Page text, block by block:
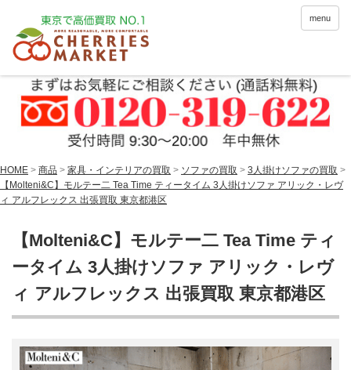
menu
HOME > 商品 > 家具・インテリアの買取 > ソファの買取 > 3人掛けソファの買取 >
【Molteni&C】モルテー二 Tea Time ティータイム 3人掛けソファ アリック・レヴ
ィ アルフレックス 出張買取 東京都港区
【Molteni&C】モルテー二 Tea Time ティ
ータイム 3人掛けソファ アリック・レヴ
ィ アルフレックス 出張買取 東京都港区